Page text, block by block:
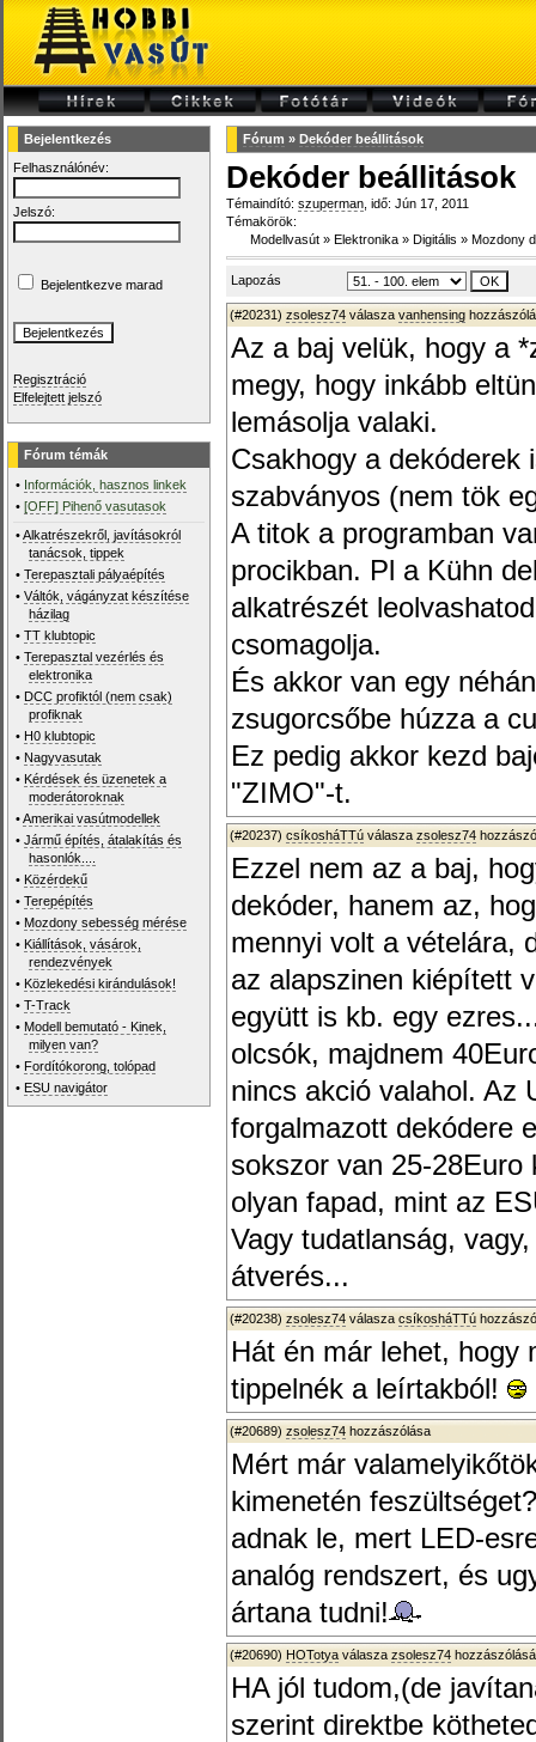
Bejelentkezés
Felhasználónév:
Jelszó:
Bejelentkezve marad
Regisztráció
Elfelejtett jelszó
Fórum témák
• Információk, hasznos linkek
•[OFF] Pihenő vasutasok
•Alkatrészekről, javításokról
tanácsok, tippek
•Terepasztali pályaépítés
•Váltók, vágányzat készítése
házilag
•TT klubtopic
•Terepasztal vezérlés és
elektronika
• DCC profiktól (nem csak)
profiknak
• H0 klubtopic
• Nagyvasutak
• Kérdések és üzenetek a
moderátoroknak
•Amerikai vasútmodellek
•Jármű építés, átalakítás és
hasonlók....
• Közérdekű
•Terepépítés
• Mozdony sebesség mérése
• Kiállítások, vásárok,
rendezvények
• Közlekedési kirándulások!
•T-Track
• Modell bemutató - Kinek,
milyen van?
• Fordítókorong, tolópad
• ESU navigátor
Fórum » Dekóder beállitások
Dekóder beállitások
Témaindító: szuperman , idő: Jún 17, 2011
Témakörök:
Modellvasút » Elektronika » Digitális » Mozdony
Lapozás
(#20231) zsolesz74 válasza vanhensing
Az a baj velük, hogy a
megy, hogy inkább
lemásolja valaki.
Csakhogy a dekóderek
szabványos (nem tök
A titok a programban
procikban. Pl a Kühn
alkatrészét
csomagolja.
És akkor van egy
zsugorcsőbe húzza a
Ez pedig akkor kezd
"ZIMO"-t.
(#20237) csíkosháTTú válasza zsolesz74
Ezzel nem az a baj,
dekóder, hanem az,
mennyi volt a vételára,
az alapszinen kiépített
együtt is kb. egy
olcsók, majdnem
nincs akció valahol. Az
forgalmazott dekódere
sokszor van 25-28Euro
olyan fapad, mint az
Vagy tudatlanság,
átverés...
(#20238) zsolesz74 válasza csíkosháTTú
Hát én már lehet, hogy
tippelnék a leírtakból!
(#20689) zsolesz74 hozzászólása
Mért már
kimenetén
adnak le, mert LED-
analóg rendszert, és
ártana tudni!
(#20690) HOTotya válasza zsolesz74
HA jól tudom,(de
szerint direktbe